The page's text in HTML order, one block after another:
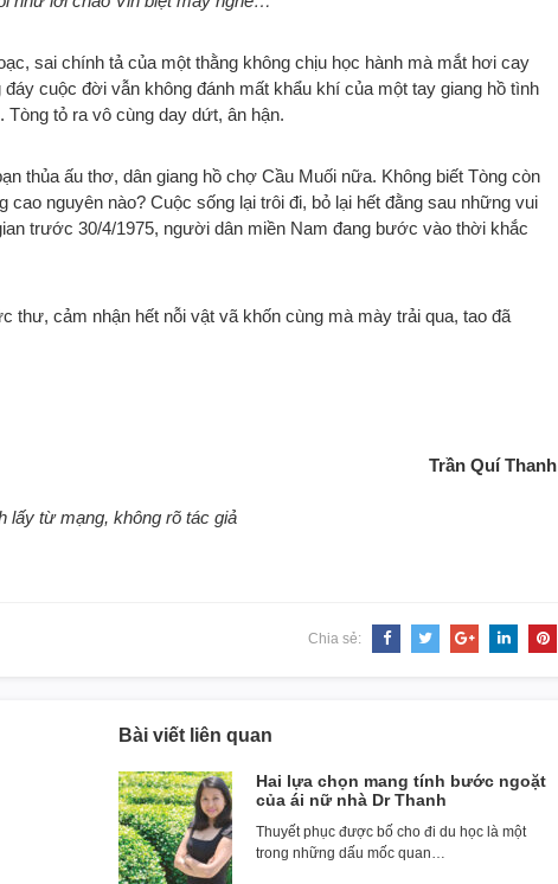
sai chính tả của một thằng không chịu học hành mà mắt hơi cay
cuộc đời vẫn không đánh mất khẩu khí của một tay giang hồ tình
tỏ ra vô cùng day dứt, ân hận.
thủa ấu thơ, dân giang hồ chợ Cầu Muối nữa. Không biết Tòng còn
nguyên nào? Cuộc sống lại trôi đi, bỏ lại hết đằng sau những vui
trước 30/4/1975, người dân miền Nam đang bước vào thời khắc
thư, cảm nhận hết nỗi vật vã khốn cùng mà mày trải qua, tao đã
Trần Quí Thanh
lấy từ mạng, không rõ tác giả
Chia sẻ:
Bài viết liên quan
Hai lựa chọn mang tính bước ngoặt
của ái nữ nhà Dr Thanh
Thuyết phục được bố cho đi du học là một
trong những dấu mốc quan…